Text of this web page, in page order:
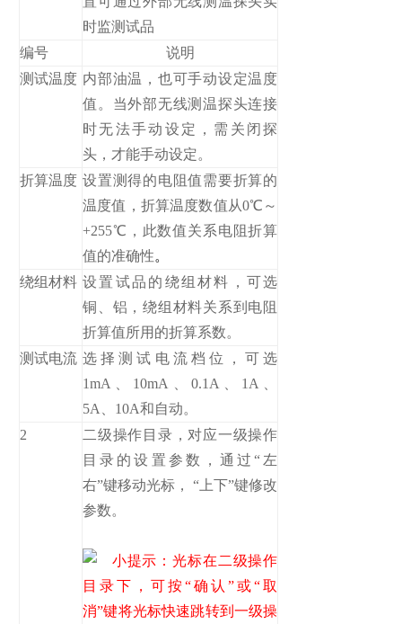
时监测试品
编号
说明
测试温度 内部油温，也可手动设定温度
值。当外部无线测温探头连接
时无法手动设定，需关闭探
头，才能手动设定。
折算温度 设置测得的电阻值需要折算的
温度值，折算温度数值从0℃～
+255℃，此数值关系电阻折算
值的准确性。
绕组材料 设置试品的绕组材料，可选
铜、铝，绕组材料关系到电阻
折算值所用的折算系数。
测试电流 选择测试电流档位，可选
1mA、10mA、0.1A、1A、
5A、10A和自动。
2
二级操作目录，对应一级操作
目录的设置参数，通过“左
右”键移动光标， “上下”键修改
参数。
小提示：光标在二级操作
目录下，可按“确认”或“取
消”键将光标快速跳转到一级操